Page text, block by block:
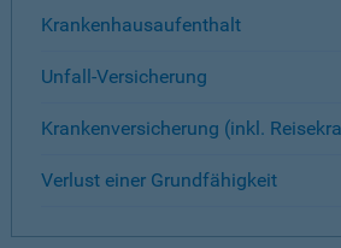
Krankenhausaufenthalt
Unfall-Versicherung
Krankenversicherung (inkl.
Verlust einer Grundfähigkeit